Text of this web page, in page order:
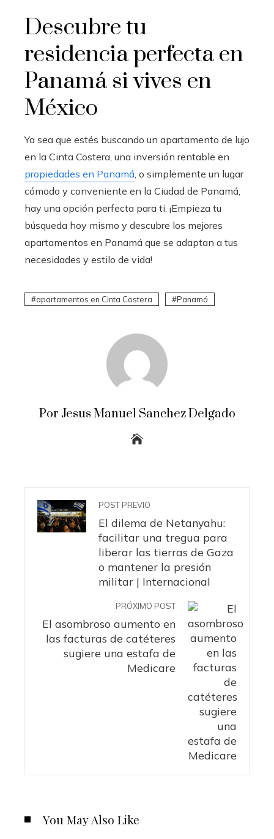
Descubre tu
residencia perfecta en
Panamá si vives en
México
Ya sea que estés buscando un apartamento de lujo
en la Cinta Costera , una inversión rentable en
propiedades en Panamá , o simplemente un lugar
cómodo y conveniente en la Ciudad de Panamá,
hay una opción perfecta para ti. ¡Empieza tu
búsqueda hoy mismo y descubre los mejores
apartamentos en Panamá que se adaptan a tus
necesidades y estilo de vida!
apartamentos en Cinta Costera Panamá
Por Jesus Manuel Sanchez Delgado
POST PREVIO
El dilema de Netanyahu:
facilitar una tregua para
liberar las tierras de Gaza
o mantener la presión
militar | Internacional
PRÓXIMO POST
El asombroso aumento en
las facturas de catéteres
sugiere una estafa de
Medicare
You May Also Like